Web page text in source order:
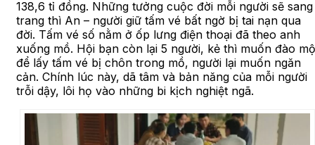
138,6 tỉ đồng. Những tưởng cuộc đời mỗi người sẽ sang
trang thì An – người giữ tấm vé bất ngờ bị tai nạn qua
đời. Tấm vé số nằm ở ốp lưng điện thoại đã theo anh
xuống mồ. Hội bạn còn lại 5 người, kẻ thì muốn đào mộ
để lấy tấm vé bị chôn trong mồ, người lại muốn ngăn
cản. Chính lúc này, dã tâm và bản năng của mỗi người
trỗi dậy, lôi họ vào những bi kịch nghiệt ngã.